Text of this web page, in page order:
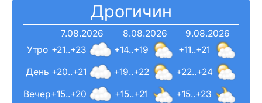
Дрогичин
7.08.2026
+21..+23
+20..+21
+15..+20
8.08.2026
+14..+19
+19..+22
+15..+21
9.08.2026
+11..+21
+22..+24
+15..+23
Вечер
День
Утро